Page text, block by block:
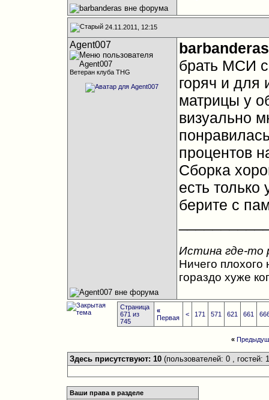
24.11.2011, 12:15
Agent007
Ветеран клуба THG
barbanderas
брать МСИ
горяч и для
матрицы у
визуально
процентов
Сборка
есть только
берите с
Истина где-то
Ничего плохого
гораздо хуже
Страница
671 из
745
«
Первая
< 171 571 621 661
«
Здесь присутствуют: 10 (пользователей: 0 , гостей:
Ваши права в разделе